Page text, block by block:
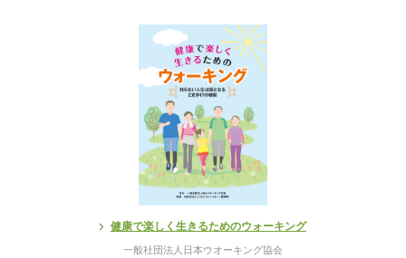
健康で楽しく生きるためのウォーキング
一般社団法人日本ウオーキング協会